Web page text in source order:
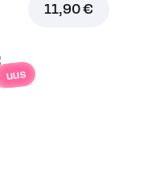
11,90 €
uus